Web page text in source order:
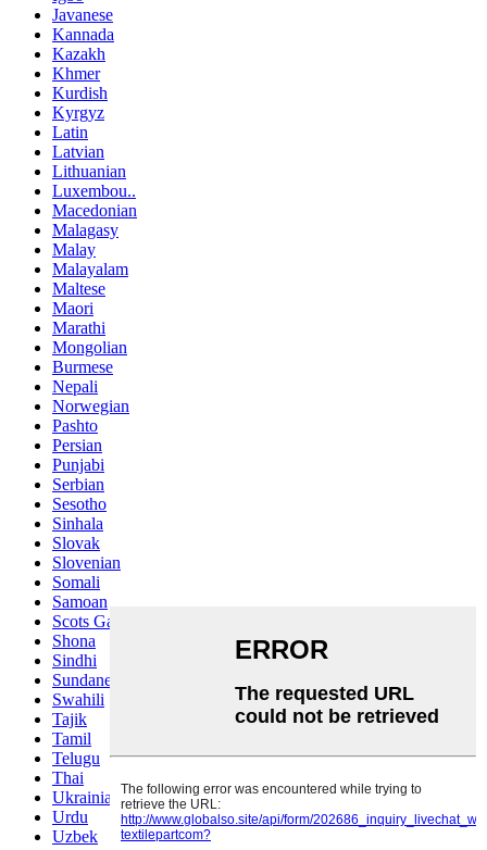
Javanese
Kannada
Kazakh
Khmer
Kurdish
Kyrgyz
Latin
Latvian
Lithuanian
Luxembou..
Macedonian
Malagasy
Malay
Malayalam
Maltese
Maori
Marathi
Mongolian
Burmese
Nepali
Norwegian
Pashto
Persian
Punjabi
Serbian
Sesotho
Sinhala
Slovak
Slovenian
Somali
Samoan
Scots Gaelic
Shona
Sindhi
Sundanese
Swahili
Tajik
Tamil
Telugu
Thai
Ukrainian
Urdu
Uzbek